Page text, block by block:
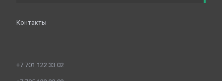
Контакты
+7 701 122 33 02